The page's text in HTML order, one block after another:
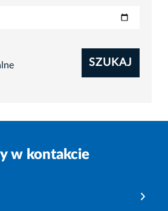
SZUKAJ
w kontakcie